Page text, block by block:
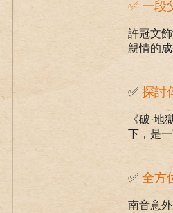
✅ 一段
許冠文
親情的
✅ 探討
《破·
下，是
✅ 全方
南音意